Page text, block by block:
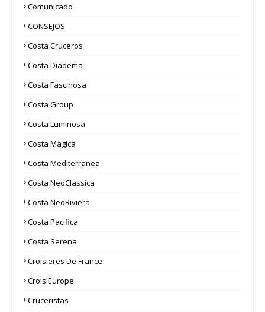
Comunicado
CONSEJOS
Costa Cruceros
Costa Diadema
Costa Fascinosa
Costa Group
Costa Luminosa
Costa Magica
Costa Mediterranea
Costa NeoClassica
Costa NeoRiviera
Costa Pacifica
Costa Serena
Croisieres De France
CroisiEurope
Cruceristas